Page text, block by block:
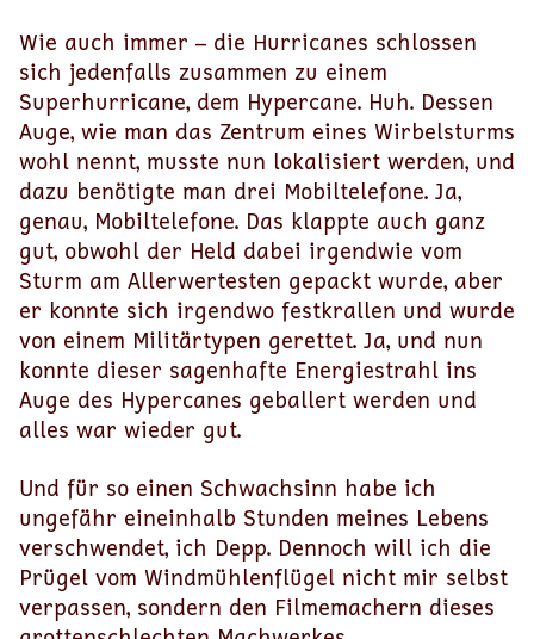
Wie auch immer – die Hurricanes schlossen
sich jedenfalls zusammen zu einem
Superhurricane, dem Hypercane. Huh. Dessen
Auge, wie man das Zentrum eines Wirbelsturms
wohl nennt, musste nun lokalisiert werden, und
dazu benötigte man drei Mobiltelefone. Ja,
genau, Mobiltelefone. Das klappte auch ganz
gut, obwohl der Held dabei irgendwie vom
Sturm am Allerwertesten gepackt wurde, aber
er konnte sich irgendwo festkrallen und wurde
von einem Militärtypen gerettet. Ja, und nun
konnte dieser sagenhafte Energiestrahl ins
Auge des Hypercanes geballert werden und
alles war wieder gut.
Und für so einen Schwachsinn habe ich
ungefähr eineinhalb Stunden meines Lebens
verschwendet, ich Depp. Dennoch will ich die
Prügel vom Windmühlenflügel nicht mir selbst
verpassen, sondern den Filmemachern dieses